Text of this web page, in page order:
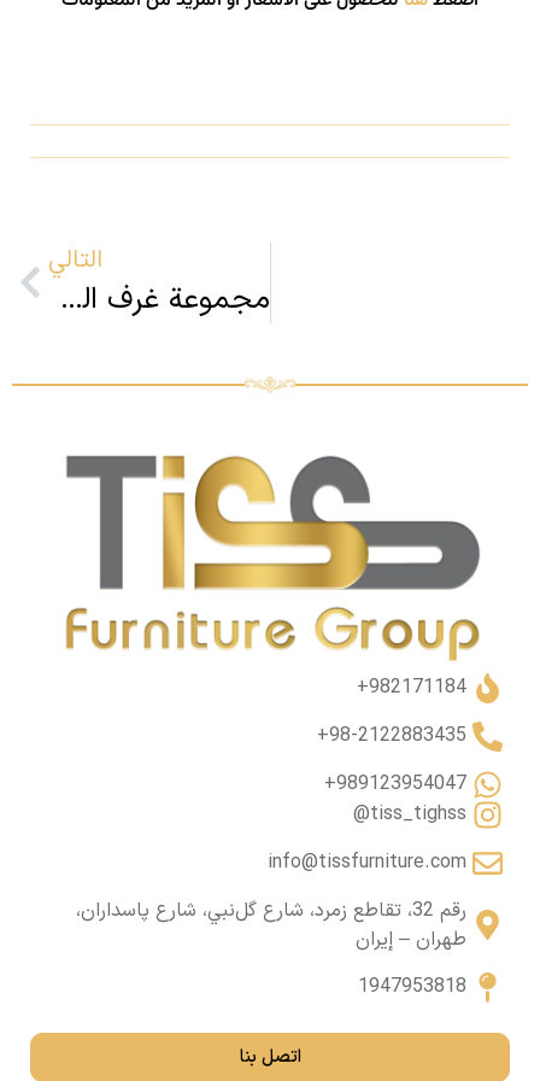
التالي
مجموعة غرف الطعام
982171184+
98-2122883435+
989123954047+
tiss_tighss@
info@tissfurniture.com
رقم 32، تقاطع زمرد، شارع گل‌نبي، شارع پاسداران،
طهران – إيران
1947953818
اتصل بنا